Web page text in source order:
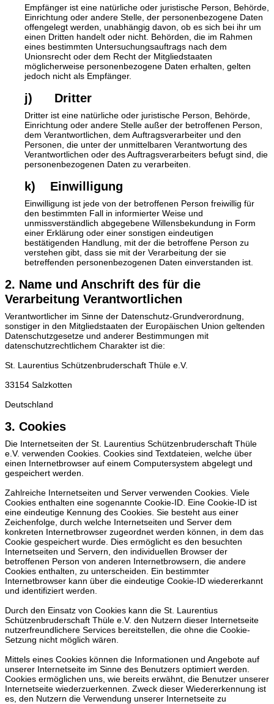
Empfänger ist eine natürliche oder juristische Person, Behörde,
Einrichtung oder andere Stelle, der personenbezogene Daten
offengelegt werden, unabhängig davon, ob es sich bei ihr um
einen Dritten handelt oder nicht. Behörden, die im Rahmen
eines bestimmten Untersuchungsauftrags nach dem
Unionsrecht oder dem Recht der Mitgliedstaaten
möglicherweise personenbezogene Daten erhalten, gelten
jedoch nicht als Empfänger.
j) Dritter
Dritter ist eine natürliche oder juristische Person, Behörde,
Einrichtung oder andere Stelle außer der betroffenen Person,
dem Verantwortlichen, dem Auftragsverarbeiter und den
Personen, die unter der unmittelbaren Verantwortung des
Verantwortlichen oder des Auftragsverarbeiters befugt sind, die
personenbezogenen Daten zu verarbeiten.
k) Einwilligung
Einwilligung ist jede von der betroffenen Person freiwillig für
den bestimmten Fall in informierter Weise und
unmissverständlich abgegebene Willensbekundung in Form
einer Erklärung oder einer sonstigen eindeutigen
bestätigenden Handlung, mit der die betroffene Person zu
verstehen gibt, dass sie mit der Verarbeitung der sie
betreffenden personenbezogenen Daten einverstanden ist.
2. Name und Anschrift des für die
Verarbeitung Verantwortlichen
Verantwortlicher im Sinne der Datenschutz-Grundverordnung,
sonstiger in den Mitgliedstaaten der Europäischen Union geltenden
Datenschutzgesetze und anderer Bestimmungen mit
datenschutzrechtlichem Charakter ist die:
St. Laurentius Schützenbruderschaft Thüle e.V.
33154 Salzkotten
Deutschland
3. Cookies
Die Internetseiten der St. Laurentius Schützenbruderschaft Thüle
e.V. verwenden Cookies. Cookies sind Textdateien, welche über
einen Internetbrowser auf einem Computersystem abgelegt und
gespeichert werden.
Zahlreiche Internetseiten und Server verwenden Cookies. Viele
Cookies enthalten eine sogenannte Cookie-ID. Eine Cookie-ID ist
eine eindeutige Kennung des Cookies. Sie besteht aus einer
Zeichenfolge, durch welche Internetseiten und Server dem
konkreten Internetbrowser zugeordnet werden können, in dem das
Cookie gespeichert wurde. Dies ermöglicht es den besuchten
Internetseiten und Servern, den individuellen Browser der
betroffenen Person von anderen Internetbrowsern, die andere
Cookies enthalten, zu unterscheiden. Ein bestimmter
Internetbrowser kann über die eindeutige Cookie-ID wiedererkannt
und identifiziert werden.
Durch den Einsatz von Cookies kann die St. Laurentius
Schützenbruderschaft Thüle e.V. den Nutzern dieser Internetseite
nutzerfreundlichere Services bereitstellen, die ohne die Cookie-
Setzung nicht möglich wären.
Mittels eines Cookies können die Informationen und Angebote auf
unserer Internetseite im Sinne des Benutzers optimiert werden.
Cookies ermöglichen uns, wie bereits erwähnt, die Benutzer unserer
Internetseite wiederzuerkennen. Zweck dieser Wiedererkennung ist
es, den Nutzern die Verwendung unserer Internetseite zu